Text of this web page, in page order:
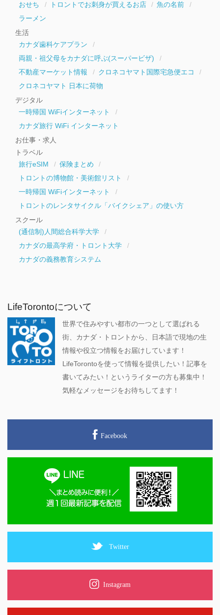
おせち
トロントでお刺身が買えるお店
魚の名前
ラーメン
生活
カナダ歯科ケアプラン
両親・祖父母をカナダに呼ぶ(スーパービザ)
不動産マーケット情報
クロネコヤマト国際宅急便エコ
クロネコヤマト 日本に荷物
デジタル
一時帰国 WiFiインターネット
カナダ旅行 WiFi インターネット
お仕事・求人
トラベル
旅行eSIM
保険まとめ
トロントの博物館・美術館リスト
一時帰国 WiFiインターネット
トロントのレンタサイクル「バイクシェア」の使い方
スクール
(通信制)人間総合科学大学
カナダの最高学府・トロント大学
カナダの義務教育システム
LifeTorontoについて
世界で住みやすい都市の一つとして選ばれる
街、カナダ・トロントから、日本語で現地の生
情報や役立つ情報をお届けしています！
LifeTorontoを使って情報を提供したい！記事を
書いてみたい！というライターの方も募集中！
気軽なメッセージをお待ちしてます！
Facebook
Twitter
Instagram